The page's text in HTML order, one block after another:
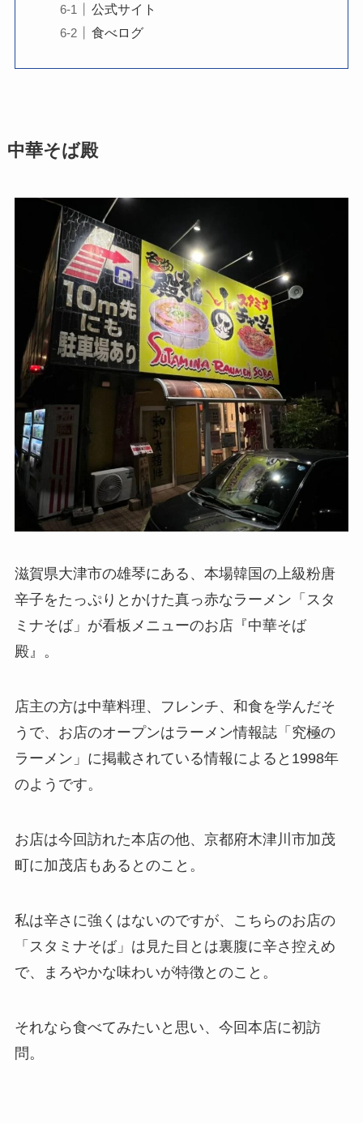
公式サイト
食べログ
中華そば殿
滋賀県大津市の雄琴にある、本場韓国の上級粉唐
辛子をたっぷりとかけた真っ赤なラーメン「スタ
ミナそば」が看板メニューのお店『中華そば
殿』。
店主の方は中華料理、フレンチ、和食を学んだそ
うで、お店のオープンはラーメン情報誌「究極の
ラーメン」に掲載されている情報によると1998年
のようです。
お店は今回訪れた本店の他、京都府木津川市加茂
町に加茂店もあるとのこと。
私は辛さに強くはないのですが、こちらのお店の
「スタミナそば」は見た目とは裏腹に辛さ控えめ
で、まろやかな味わいが特徴とのこと。
それなら食べてみたいと思い、今回本店に初訪
問。